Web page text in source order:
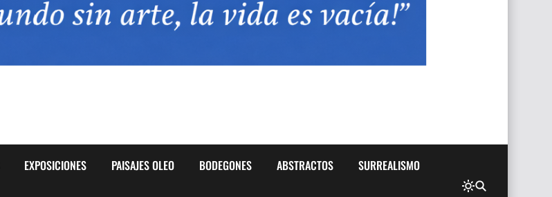
EXPOSICIONES PAISAJES OLEO BODEGONES ABSTRACTOS SURREALISMO